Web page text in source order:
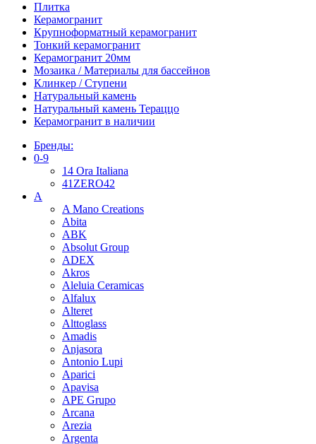
Плитка
Керамогранит
Крупноформатный керамогранит
Тонкий керамогранит
Керамогранит 20мм
Мозаика / Материалы для бассейнов
Клинкер / Ступени
Натуральный камень
Натуральный камень Тераццо
Керамогранит в наличии
Бренды:
0-9
14 Ora Italiana
41ZERO42
A
A Mano Creations
Abita
ABK
Absolut Group
ADEX
Akros
Aleluia Ceramicas
Alfalux
Alteret
Alttoglass
Amadis
Anjasora
Antonio Lupi
Aparici
Apavisa
APE Grupo
Arcana
Arezia
Argenta